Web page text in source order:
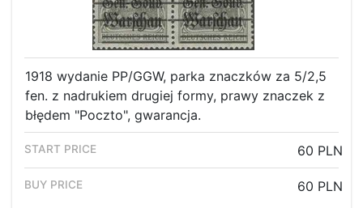
1918 wydanie PP/GGW, parka znaczków za 5/2,5
fen. z nadrukiem drugiej formy, prawy znaczek z
błędem "Poczto", gwarancja.
60 PLN
60 PLN